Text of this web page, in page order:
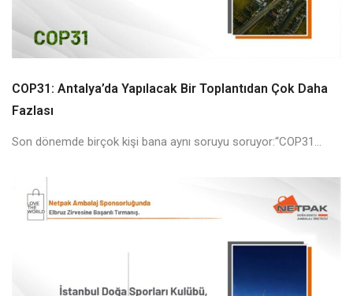
COP31: Antalya’da Yapılacak Bir Toplantıdan Çok Daha
Fazlası
Son dönemde birçok kişi bana aynı soruyu soruyor:“COP31...